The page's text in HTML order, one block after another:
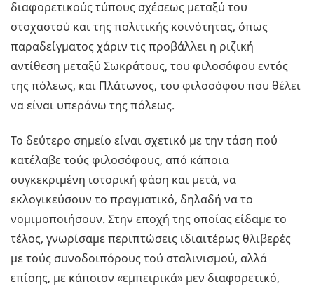
διαφορετικούς τύπους σχέσεως μεταξύ του
στοχαστού και της πολιτικής κοινότητας, όπως
παραδείγματος χάριν τις προβάλλει η ριζική
αντίθεση μεταξύ Σωκράτους, του φιλοσόφου εντός
της πόλεως, και Πλάτωνος, του φιλοσόφου που θέλει
να είναι υπεράνω της πόλεως.
Το δεύτερο σημείο είναι σχετικό με την τάση πού
κατέλαβε τούς φιλοσόφους, από κάποια
συγκεκριμένη ιστορική φάση και μετά, να
εκλογικεύσουν το πραγματικό, δηλαδή να το
νομιμοποιήσουν. Στην εποχή της οποίας είδαμε το
τέλος, γνωρίσαμε περιπτώσεις ιδιαιτέρως θλιβερές
με τούς συνοδοιπόρους τού σταλινισμού, αλλά
επίσης, με κάποιον «εμπειρικά» μεν διαφορετικό,